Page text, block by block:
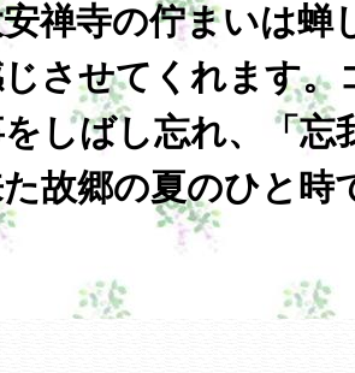
禅寺の佇まいは蝉
させてくれます。
しばし忘れ、「忘
故郷の夏のひと時